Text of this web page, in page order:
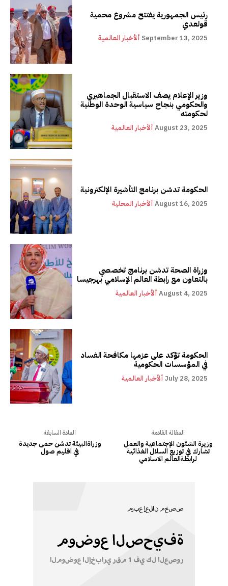
رئيس الجمهورية يفتتح مشروع محمية
قولعدي
ألأخبار العالمية September 13, 2025
وزير الإعلام يصف الاستقبال الجماهيري
والحكومي بنجاح سياسية الوحدة الوطنية
لحكومته
ألأخبار العالمية August 23, 2025
الحكومة تدشن برنامج التأشيرة الإلكترونية
ألأخبار المحلية August 16, 2025
وزراة الصحة تدشن برنامج تخصصي
بالتعاون مع رابطة العالم الإسلامي بهرجيسا
ألأخبار العالمية August 4, 2025
الحكومة تؤكد على عزمها مكافحة الفساد
في المؤسسات الحكومية
ألأخبار العالمية July 28, 2025
المادة السابقة
وزراةالبيئة تدشن حمى جديدة
في اقليم صول
المقالة القادمة
وزيرة الشئون الإجتماعية والعمل
تشارك في توزيع السلال الغذائية
لرابطةالعالم الاسلامي